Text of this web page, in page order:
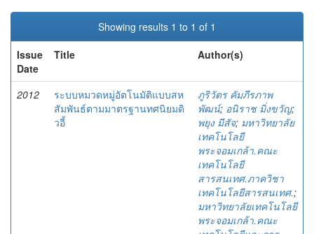
Showing results 1 to 1 of 1
Issue
Date
Title Author(s)
2012
ระบบหมวดหมู่อัตโนมัติแบบสห
สัมพันธ์ตามมาตรฐานทศนิยมดิ
วอี้
ภูริวัตร คัมภีรภาพ
พัฒน์; อนิราช มิ่งขวัญ;
พยุง มีสัจ; มหาวิทยาลัย
เทคโนโลยี
พระจอมเกล้า.คณะ
เทคโนโลยี
สารสนเทศ.ภาควิชา
เทคโนโลยีสารสนเทศ.;
มหาวิทยาลัยเทคโนโลยี
พระจอมเกล้า.คณะ